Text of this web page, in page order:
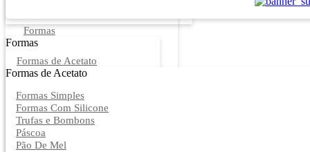
Formas
Formas
Formas de Acetato
Formas de Acetato
Formas Simples
Formas Com Silicone
Trufas e Bombons
Páscoa
Pão De Mel